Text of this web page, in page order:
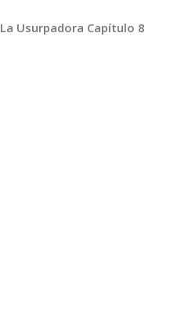
La Usurpadora Capítulo 8